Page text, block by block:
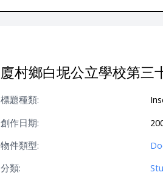
廈村鄉白坭公立學校第三
標題種類:
創作日期:
物件類型:
分類: